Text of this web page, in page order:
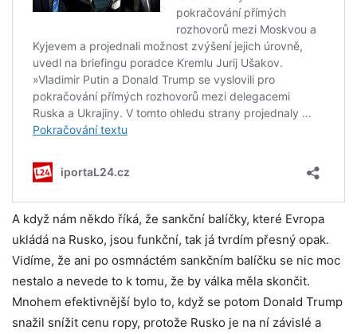
A když nám někdo říká, že sankční balíčky, které Evropa
ukládá na Rusko, jsou funkční, tak já tvrdím přesný opak.
Vidíme, že ani po osmnáctém sankčním balíčku se nic moc
nestalo a nevede to k tomu, že by válka měla skončit.
Mnohem efektivnější bylo to, když se potom Donald Trump
snažil snížit cenu ropy, protože Rusko je na ní závislé a